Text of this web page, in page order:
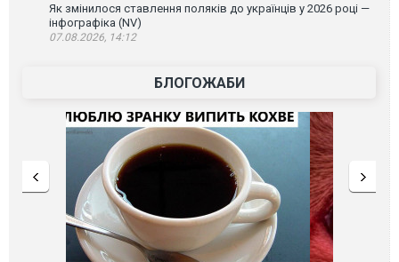
Як змінилося ставлення поляків до українців у 2026 році —
інфографіка (NV)
07.08.2026, 14:12
БЛОГОЖАБИ